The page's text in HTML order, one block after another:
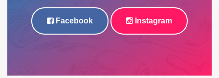
Facebook Instagram